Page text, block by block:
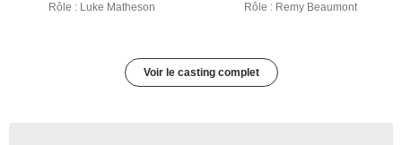
Rôle : Luke Matheson Rôle : Remy Beaumont
Voir le casting complet